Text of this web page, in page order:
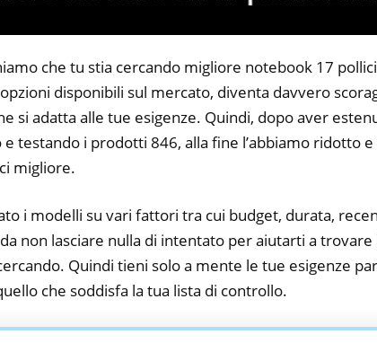
che tu stia cercando migliore notebook 17
disponibili sul mercato, diventa davvero
si adatta alle tue esigenze. Quindi, dopo aver
testando i prodotti 846, alla fine l’abbiamo ridotto
migliore.
i modelli su vari fattori tra cui budget, durata,
non lasciare nulla di intentato per aiutarti a
Quindi tieni solo a mente le tue esigenze
che soddisfa la tua lista di controllo.